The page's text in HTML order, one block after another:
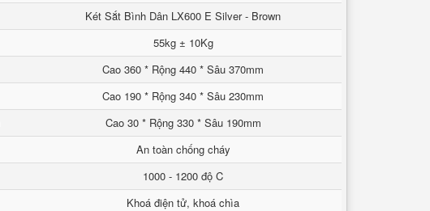
Két Sắt Bình Dân LX600 E Silver - Brown
55kg ± 10Kg
Cao 360 * Rộng 440 * Sâu 370mm
Cao 190 * Rộng 340 * Sâu 230mm
Cao 30 * Rộng 330 * Sâu 190mm
An toàn chống cháy
1000 - 1200 độ C
Khoá điện tử, khoá chìa